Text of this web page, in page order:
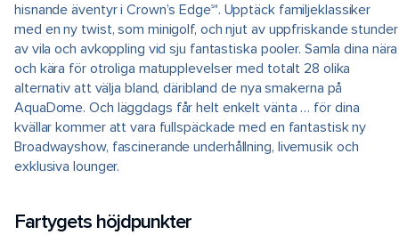
hisnande äventyr i Crown’s Edge℠. Upptäck familjeklassiker
med en ny twist, som minigolf, och njut av uppfriskande stunder
av vila och avkoppling vid sju fantastiska pooler. Samla dina nära
och kära för otroliga matupplevelser med totalt 28 olika
alternativ att välja bland, däribland de nya smakerna på
AquaDome. Och läggdags får helt enkelt vänta … för dina
kvällar kommer att vara fullspäckade med en fantastisk ny
Broadwayshow, fascinerande underhållning, livemusik och
exklusiva lounger.
Fartygets höjdpunkter